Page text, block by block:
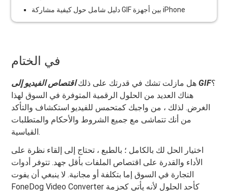
دليل شامل حول كيفية مشاركة GIF بين أجهزة iPhone
في الختام
هل مازلت تشك في قدرتك على ذلك اقتصاص الفيديو إلى GIF؟
هناك العديد من الحلول الرقمية المتوفرة في السوق لهذا
الغرض. لذلك ، من واجبك كمتحمس للفيديو استكشاف والتأكد
من أنك تتماشى مع جميع الشروط والأحكام والمتطلبات
القياسية.
اختيار الحل لك بالكامل ؛ بالطبع ، تحتاج إلى إلقاء نظرة على
الأداء والقدرة على اقتصاص الملفات بأقل جهد. تتوفر أدوات
التجارة في السوق إما بتكلفة أو مجانية. لا ينبغي أن يفوت
FoneDog Video Converter كأحد الحلول لأنه يأتي كحزمة